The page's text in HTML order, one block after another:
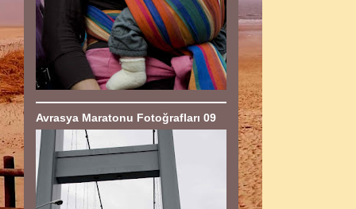
Avrasya Maratonu Fotoğrafları 09